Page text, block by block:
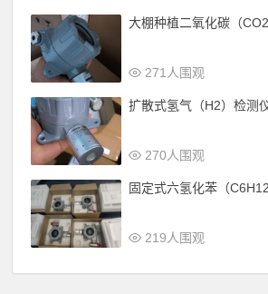
大棚种植二氧化碳（
271人围观
扩散式氢气（H2）检测
270人围观
固定式六氢化苯（
219人围观